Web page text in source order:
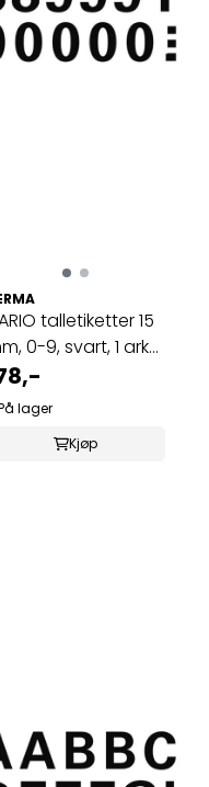
talletiketter 15
0-9, svart, 1 ark
...
lager
Kjøp